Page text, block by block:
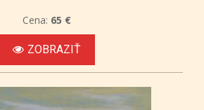
Cena: 65 €
ZOBRAZIŤ